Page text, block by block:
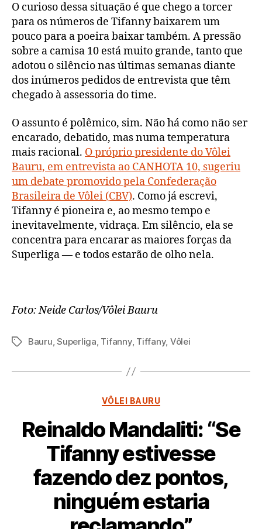
O curioso dessa situação é que chego a torcer
para os números de Tifanny baixarem um
pouco para a poeira baixar também. A pressão
sobre a camisa 10 está muito grande, tanto que
adotou o silêncio nas últimas semanas diante
dos inúmeros pedidos de entrevista que têm
chegado à assessoria do time.
O assunto é polêmico, sim. Não há como não ser
encarado, debatido, mas numa temperatura
mais racional. O próprio presidente do Vôlei
Bauru, em entrevista ao CANHOTA 10, sugeriu
um debate promovido pela Confederação
Brasileira de Vôlei (CBV). Como já escrevi,
Tifanny é pioneira e, ao mesmo tempo e
inevitavelmente, vidraça. Em silêncio, ela se
concentra para encarar as maiores forças da
Superliga — e todos estarão de olho nela.
Foto: Neide Carlos/Vôlei Bauru
TagsBauru,Superliga, Tifanny, Tiffany, Vôlei
Categorias
VÔLEI BAURU
Reinaldo Mandaliti: “Se
Tifanny estivesse
fazendo dez pontos,
ninguém estaria